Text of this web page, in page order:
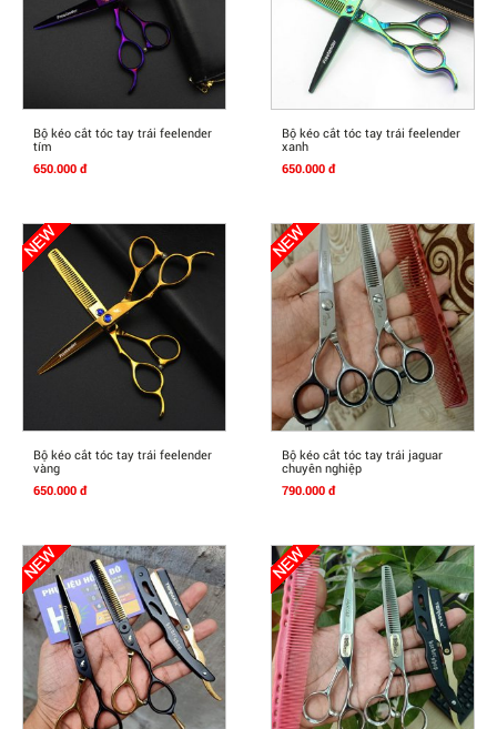
Mua Ngay
Bộ kéo cắt tóc tay trái feelender
tím
650.000 đ
Mua Ngay
Bộ kéo cắt tóc tay trái feelender
xanh
650.000 đ
Mua Ngay
Bộ kéo cắt tóc tay trái feelender
vàng
650.000 đ
Mua Ngay
Bộ kéo cắt tóc tay trái jaguar
chuyên nghiệp
790.000 đ